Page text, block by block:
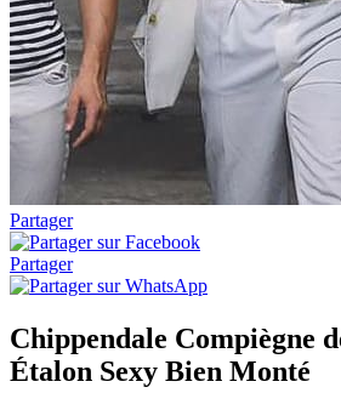
Partager
Partager
Chippendale Compiègne
Étalon Sexy Bien Monté